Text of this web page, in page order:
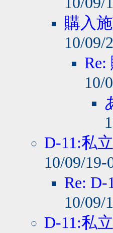
購入
10/09/
10/
D-11:私
10/09/19-
Re:
10/09/
D-11:私